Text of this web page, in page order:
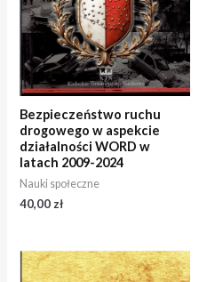
Bezpieczeństwo ruchu
drogowego w aspekcie
działalności WORD w
latach 2009-2024
Nauki społeczne
40,00 zł